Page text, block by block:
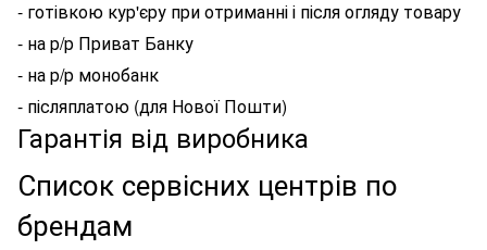
- готівкою кур'єру при отриманні і після огляду товару
- на р/р Приват Банку
- на р/р монобанк
- післяплатою (для Нової Пошти)
Гарантія від виробника
Список сервісних центрів по
брендам